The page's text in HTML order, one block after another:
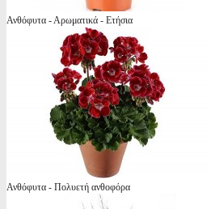
Ανθόφυτα - Αρωματικά - Ετήσια
Ανθόφυτα - Πολυετή ανθοφόρα